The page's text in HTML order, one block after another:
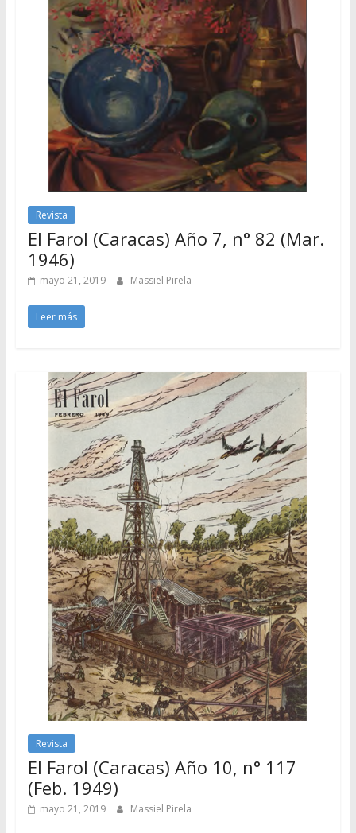
Revista
El Farol (Caracas) Año 7, n° 82 (Mar.
1946)
mayo 21, 2019 Massiel Pirela
Leer más
Revista
El Farol (Caracas) Año 10, n° 117
(Feb. 1949)
mayo 21, 2019 Massiel Pirela